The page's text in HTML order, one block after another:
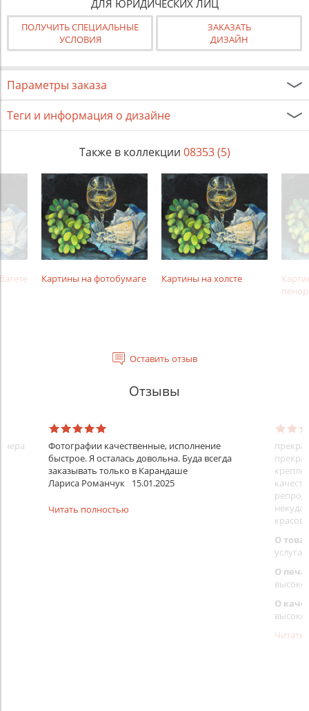
ДЛЯ ЮРИДИЧЕСКИХ ЛИЦ
ПОЛУЧИТЬ СПЕЦИАЛЬНЫЕ
УСЛОВИЯ
ЗАКАЗАТЬ
ДИЗАЙН
Параметры заказа
Теги и информация о дизайне
Также в коллекции 08353 (5)
Картины на фотобумаге Картины на холсте
Оставить отзыв
Отзывы
Фотографии качественные, исполнение
быстрое. Я осталась довольна. Буда всегда
заказывать только в Карандаше
Лариса Романчук
15.01.2025
Читать полностью
О
услуга
О
О
Читать